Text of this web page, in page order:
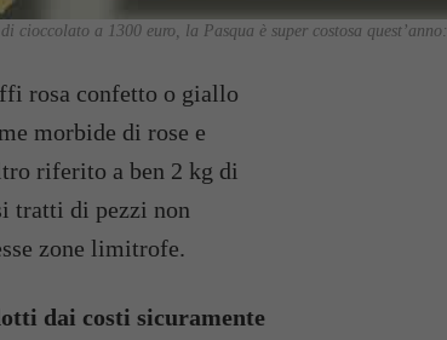
cioccolato a 1300 euro, la Pasqua è super costosa
rosa confetto o giallo
morbide di rose e
riferito a ben 2 kg di
tratti di pezzi non
zone limitrofe.
dai costi sicuramente